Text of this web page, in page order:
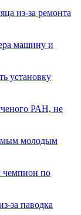
из-за ремонта
машину и
установку
РАН, не
молодым
чемпион по
за паводка